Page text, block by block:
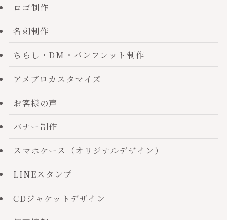
ロゴ制作
名刺制作
ちらし・DM・パンフレット制作
アメブロカスタマイズ
お客様の声
バナー制作
スマホケース（オリジナルデザイン）
LINEスタンプ
CDジャケットデザイン